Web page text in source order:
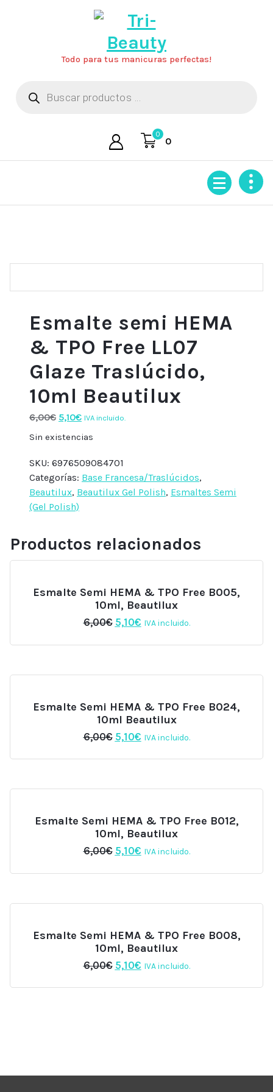
Todo para tus manicuras perfectas!
productos
0
0
Esmalte semi HEMA
& TPO Free LL07
Glaze Traslúcido,
10ml Beautilux
6,00€ El
precio
era:
6,00€.
5,10€El
precio
es:
5,10€.
IVA incluido.
Sin existencias
SKU: 6976509084701
Categorías: Base Francesa/Traslúcidos,
Beautilux, Beautilux Gel Polish, Esmaltes Semi
(Gel Polish)
Productos relacionados
Esmalte Semi HEMA & TPO Free B005,
10ml, Beautilux
6,00€ El
original
5,10€El
actual
IVA incluido.
Esmalte Semi HEMA & TPO Free B024,
10ml Beautilux
6,00€ El
original
5,10€El
actual
IVA incluido.
Esmalte Semi HEMA & TPO Free B012,
10ml, Beautilux
6,00€ El
original
5,10€El
actual
IVA incluido.
Esmalte Semi HEMA & TPO Free B008,
10ml, Beautilux
6,00€ El
original
5,10€El
actual
IVA incluido.